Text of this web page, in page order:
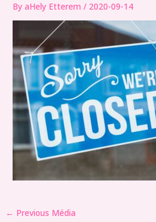
ByaHely Etterem/ 2020-09-14
← Previous Média